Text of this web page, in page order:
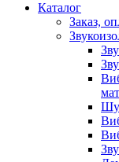
Каталог
Заказ,